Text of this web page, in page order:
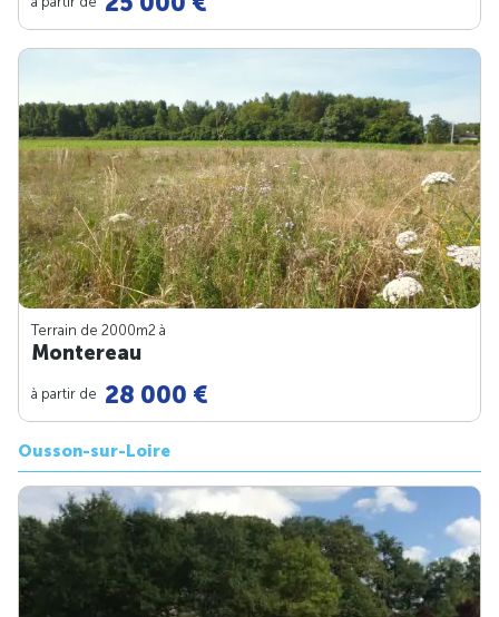
Terrain de 2000m2 à
Montereau
à partir de 28 000 €
Ousson-sur-Loire